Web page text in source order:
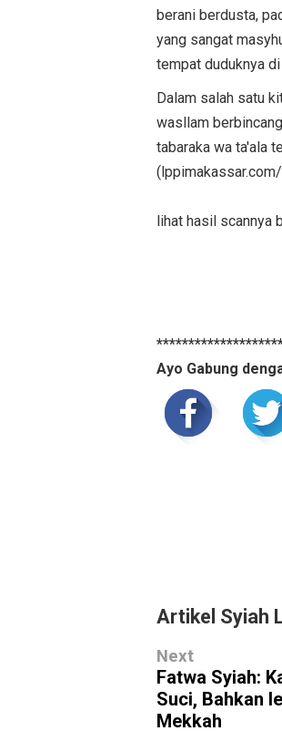
berani berdusta,
yang sangat
tempat duduknya
Dalam salah satu
wasllam
tabaraka wa ta'ala
lihat hasil scannya
Ayo Gabung
Artikel Syiah
Next
Fatwa Syiah:
Suci, Bahkan
Mekkah